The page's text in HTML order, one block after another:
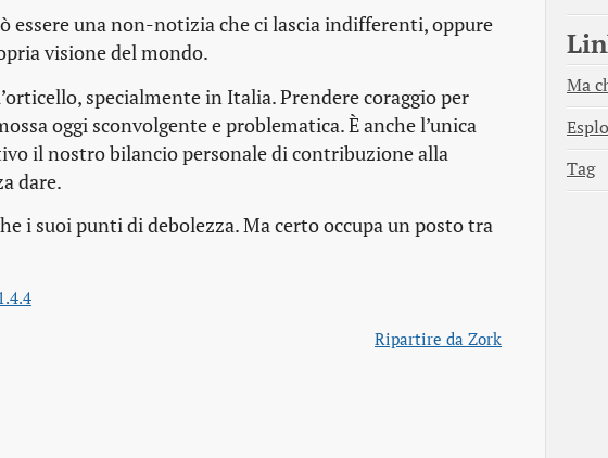
essere una non-notizia che ci lascia indifferenti, oppure
visione del mondo.
specialmente in Italia. Prendere coraggio per
oggi sconvolgente e problematica. È anche l’unica
il nostro bilancio personale di contribuzione alla
dare.
i suoi punti di debolezza. Ma certo occupa un posto tra
Ripartire da Zork
Ma
Tag